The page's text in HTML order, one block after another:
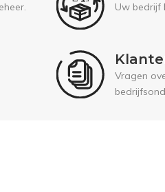
Uw bedrijf
Vragen